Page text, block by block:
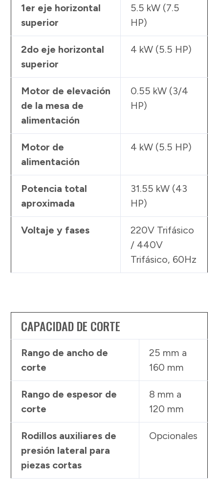
1er eje horizontal
superior
5.5 kW (7.5
HP)
2do eje horizontal
superior
4 kW (5.5 HP)
Motor de elevación
de la mesa de
alimentación
0.55 kW (3/4
HP)
Motor de
alimentación
4 kW (5.5 HP)
Potencia total
aproximada
31.55 kW (43
HP)
Voltaje y fases
220V Trifásico
/ 440V
Trifásico, 60Hz
CAPACIDAD DE CORTE
Rango de ancho de
corte
25 mm a
160 mm
Rango de espesor de
corte
8 mm a
120 mm
Rodillos auxiliares de
presión lateral para
piezas cortas
Opcionales